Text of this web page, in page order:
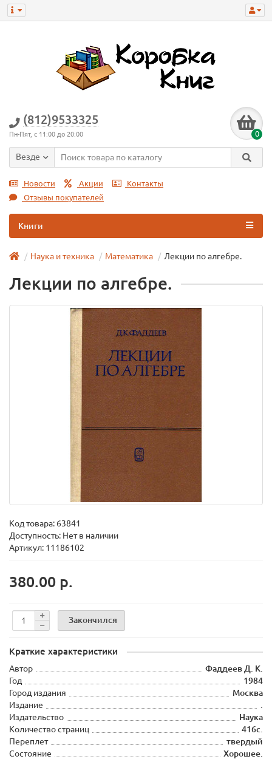
(812)9533325
Пн-Пят, с 11:00 до 20:00 0
Везде
Новости Акции
Контакты
Отзывы покупателей
Книги
Наука и техника Математика Лекции по алгебре.
Лекции по алгебре.
Код товара: 63841
Доступность: Нет в наличии
Артикул: 11186102
380.00 р.
Закончился
Краткие характеристики
Автор
Фаддеев Д. К.
Год
1984
Город издания
Москва
Издание
Издательство
Наука
Количество страниц
416с.
Переплет
твердый
Состояние
Хорошее.